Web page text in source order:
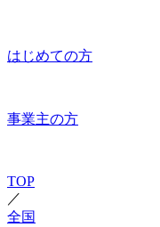
はじめての方
事業主の方
TOP
／
全国